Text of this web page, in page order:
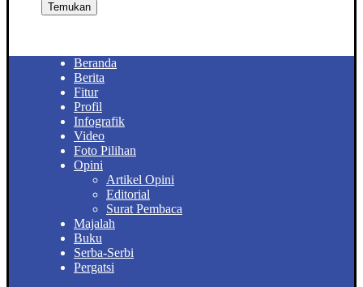
Temukan
Beranda
Berita
Fitur
Profil
Infografik
Video
Foto Pilihan
Opini
Artikel Opini
Editorial
Surat Pembaca
Majalah
Buku
Serba-Serbi
Pergatsi